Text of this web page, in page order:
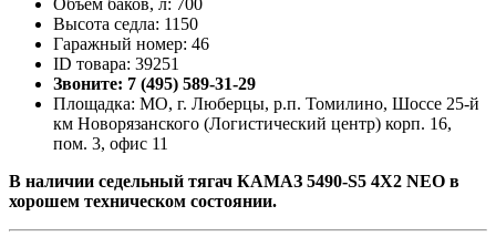
Высота седла: 1150
Гаражный номер: 46
ID товара: 39251
Звоните: 7 (495) 589-31-29
Площадка: МО, г. Люберцы, р.п. Томилино, Шоссе 25-й
км Новорязанского (Логистический центр) корп. 16,
пом. 3, офис 11
В наличии cедельный тягач КАМАЗ 5490-S5 4Х2 NEO в
хорошем техническом состоянии.